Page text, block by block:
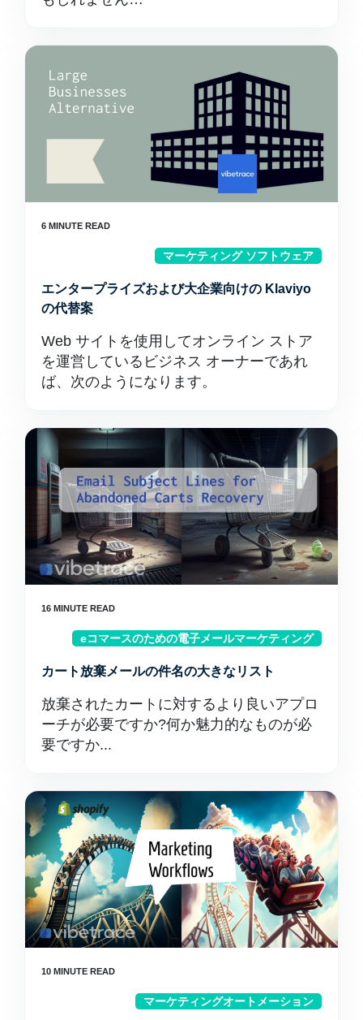
マーケティング ソフトウェア
エンタープライズおよび大企業向けの Klaviyo
の代替案
Web サイトを使用してオンライン ストア
を運営しているビジネス オーナーであれ
ば、次のようになります。
eコマースのための電子メールマーケティング
カート放棄メールの件名の大きなリスト
放棄されたカートに対するより良いアプロ
ーチが必要ですか?何か魅力的なものが必
要ですか...
マーケティングオートメーション